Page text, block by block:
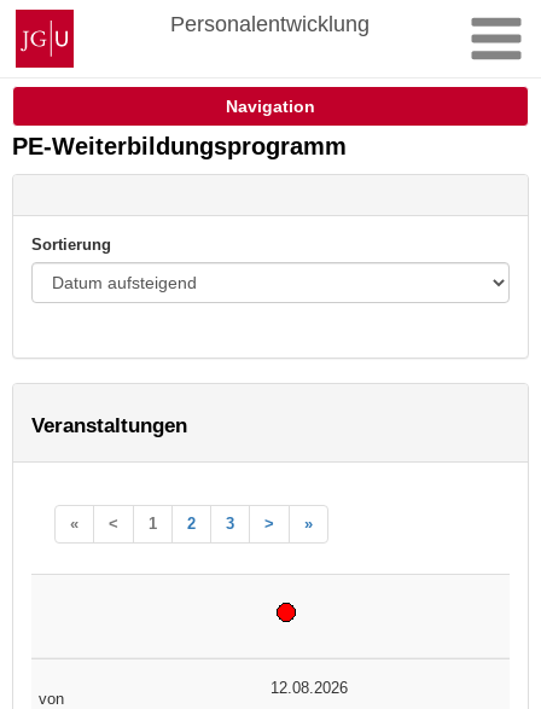
Zum
Inhalt
springen
Johannes
Gutenberg-
Universität
Personalentwicklung
Navigation
PE-Weiterbildungsprogramm
Sortierung
Veranstaltungen
« < 1 2 3 > »
12.08.2026